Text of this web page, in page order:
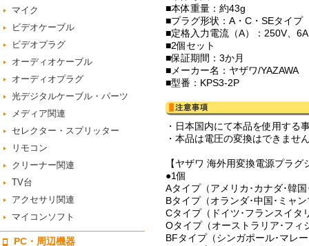
マイク
ビデオケーブル
ビデオプラグ
オーディオケーブル
オーディオプラグ
光デジタルケーブル・パーツ
メディア関連
セレクター・スプリッター
リモコン
クリーナー関連
TV台
アクセサリ関連
マイコンソフト
PC・周辺機器
■本体重量：約43g
■プラグ形状：A・C・SEタイプ
■定格入力電流（A）：250V、6A
■2個セット
■保証期間：3か月
■メーカー名：ヤザワ/YAZAWA
■型番：KPS3-2P
・日本国内にて本品を使用する
・本品は電圧の変換はできませ
【ヤザワ 海外用変換電源プラグ
●1個
Aタイプ（アメリカ･カナダ･韓
Bタイプ（オランダ･中国･ミャ
Cタイプ（ドイツ･フランスイタ
Oタイプ（オーストラリア･フィ
BFタイプ（シンガポール･マレ